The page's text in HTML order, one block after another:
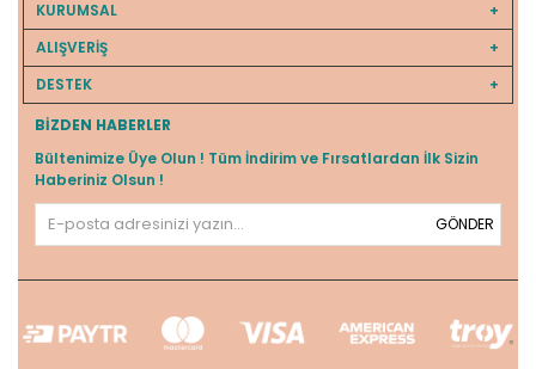
KURUMSAL
ALIŞVERİŞ
DESTEK
BIZDEN HABERLER
Bültenimize Üye Olun ! Tüm İndirim ve Fırsatlardan İlk Sizin
Haberiniz Olsun !
GÖNDER